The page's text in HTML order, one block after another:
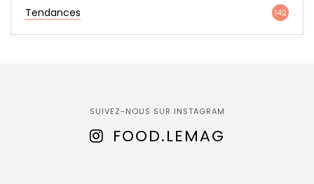
Tendances 142
SUIVEZ-NOUS SUR INSTAGRAM
FOOD.LEMAG